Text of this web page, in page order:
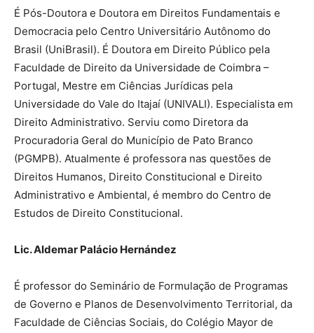
É Pós-Doutora e Doutora em Direitos Fundamentais e
Democracia pelo Centro Universitário Autônomo do
Brasil (UniBrasil). É Doutora em Direito Público pela
Faculdade de Direito da Universidade de Coimbra –
Portugal, Mestre em Ciências Jurídicas pela
Universidade do Vale do Itajaí (UNIVALI). Especialista em
Direito Administrativo. Serviu como Diretora da
Procuradoria Geral do Município de Pato Branco
(PGMPB). Atualmente é professora nas questões de
Direitos Humanos, Direito Constitucional e Direito
Administrativo e Ambiental, é membro do Centro de
Estudos de Direito Constitucional.
Lic. Aldemar Palácio Hernández
É professor do Seminário de Formulação de Programas
de Governo e Planos de Desenvolvimento Territorial, da
Faculdade de Ciências Sociais, do Colégio Mayor de